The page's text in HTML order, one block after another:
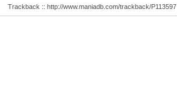
Trackback :: http://www.maniadb.com/trackback/P113597